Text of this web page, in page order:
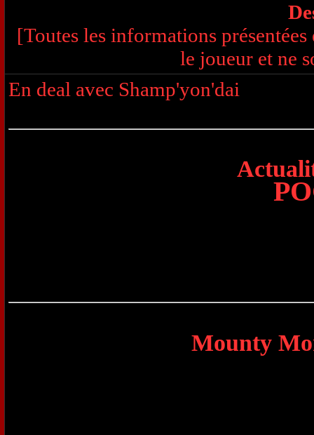
[Toutes les informations
le joueur et ne
En deal avec Shamp'yon'dai
Mounty